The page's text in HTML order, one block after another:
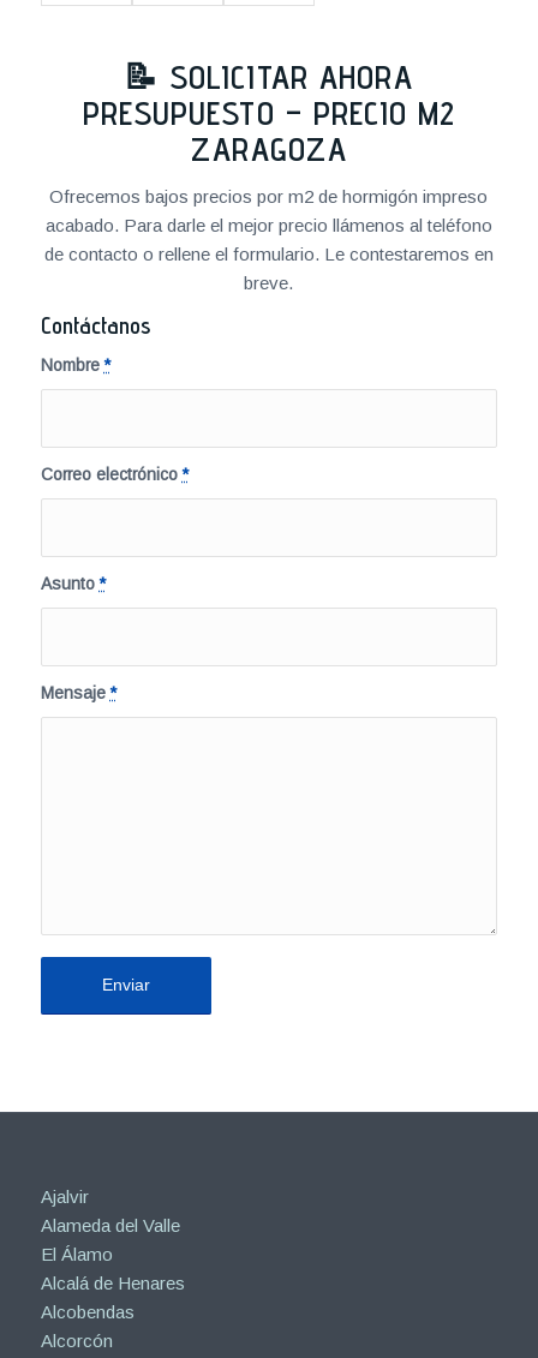
📝 SOLICITAR AHORA
PRESUPUESTO – PRECIO M2
ZARAGOZA
Ofrecemos bajos precios por m2 de hormigón impreso
acabado. Para darle el mejor precio llámenos al teléfono
de contacto o rellene el formulario. Le contestaremos en
breve.
Contáctanos
Nombre*
Correo electrónico*
Asunto*
Mensaje*
Ajalvir
Alameda del Valle
El Álamo
Alcalá de Henares
Alcobendas
Alcorcón